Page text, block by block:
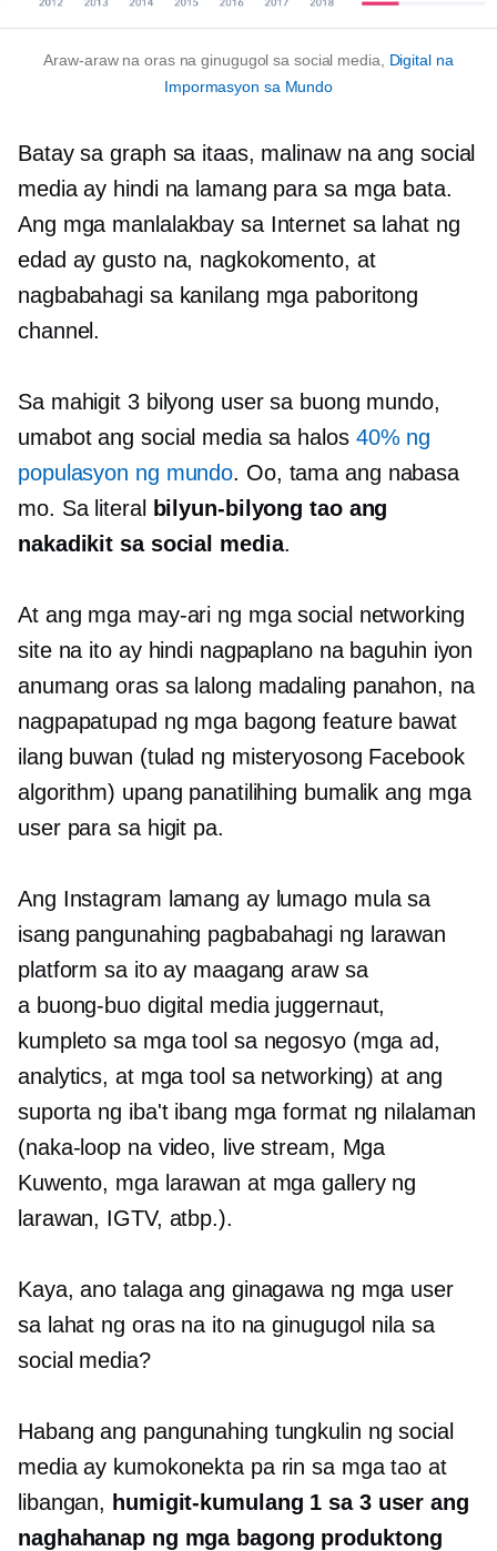
Araw-araw na oras na ginugugol sa social media, Digital na
Impormasyon sa Mundo
Batay sa graph sa itaas, malinaw na ang social
media ay hindi na lamang para sa mga bata.
Ang mga manlalakbay sa Internet sa lahat ng
edad ay gusto na, nagkokomento, at
nagbabahagi sa kanilang mga paboritong
channel.
Sa mahigit 3 bilyong user sa buong mundo,
umabot ang social media sa halos 40% ng
populasyon ng mundo. Oo, tama ang nabasa
mo. Sa literal bilyun-bilyong tao ang
nakadikit sa social media.
At ang mga may-ari ng mga social networking
site na ito ay hindi nagpaplano na baguhin iyon
anumang oras sa lalong madaling panahon, na
nagpapatupad ng mga bagong feature bawat
ilang buwan (tulad ng misteryosong Facebook
algorithm) upang panatilihing bumalik ang mga
user para sa higit pa.
Ang Instagram lamang ay lumago mula sa
isang pangunahing pagbabahagi ng larawan
platform sa ito ay maagang araw sa
a buong-buodigital media juggernaut,
kumpleto sa mga tool sa negosyo (mga ad,
analytics, at mga tool sa networking) at ang
suporta ng iba't ibang mga format ng nilalaman
(naka-loop na video, live stream, Mga
Kuwento, mga larawan at mga gallery ng
larawan, IGTV, atbp.).
Kaya, ano talaga ang ginagawa ng mga user
sa lahat ng oras na ito na ginugugol nila sa
social media?
Habang ang pangunahing tungkulin ng social
media ay kumokonekta pa rin sa mga tao at
libangan, humigit-kumulang 1 sa 3 user ang
naghahanap ng mga bagong produktong